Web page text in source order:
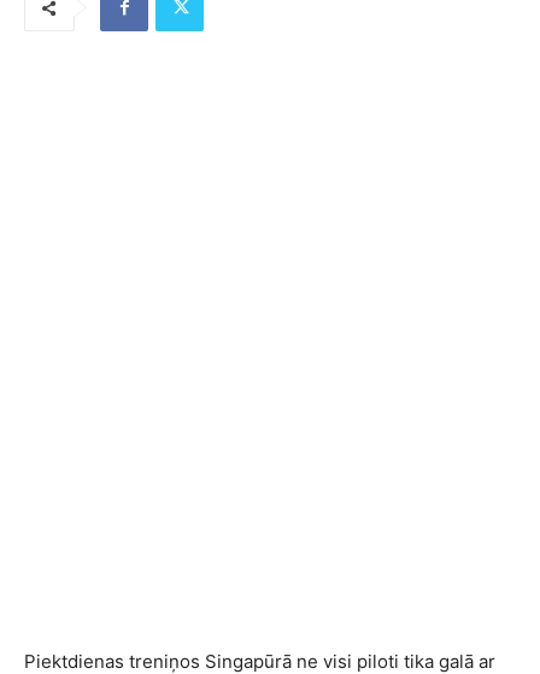
Piektdienas treniņos Singapūrā ne visi piloti tika galā ar